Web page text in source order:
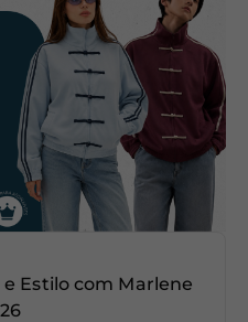
Estilo com Marlene